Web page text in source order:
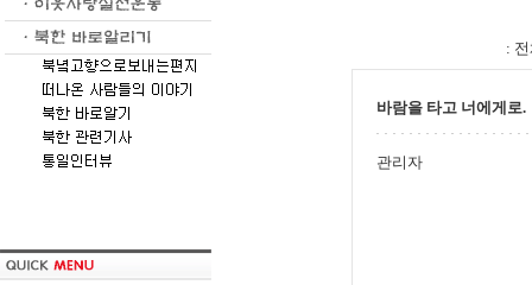
:
바람을 타고 너에게로.
관리자